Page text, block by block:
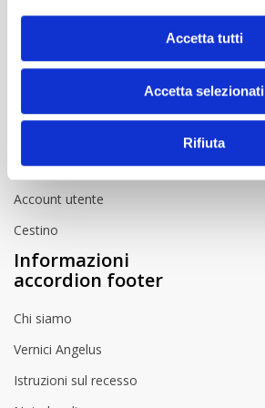
Accetta tutti
Accetta selezionati
Rifiuta
Pagamento e spedizione
Spazio utenti
accordion footer
Accesso
Account utente
Cestino
Informazioni
accordion footer
Chi siamo
Vernici Angelus
Istruzioni sul recesso